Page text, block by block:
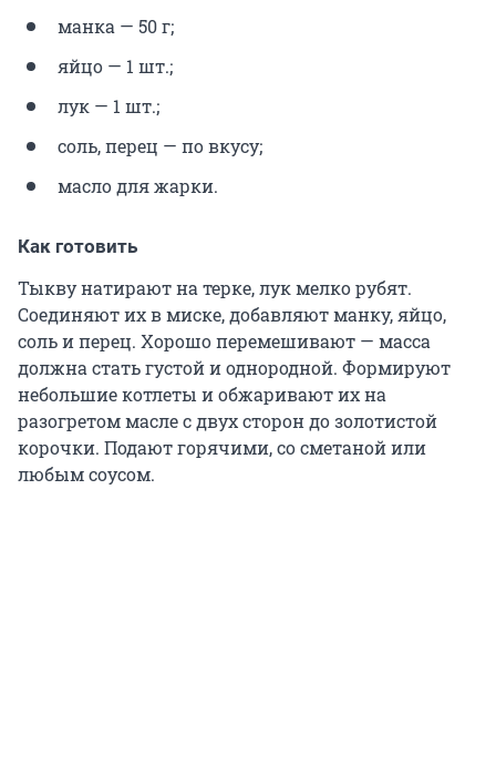
манка — 50 г;
яйцо — 1 шт.;
лук — 1 шт.;
соль, перец — по вкусу;
масло для жарки.
Как готовить
Тыкву натирают на терке, лук мелко рубят.
Соединяют их в миске, добавляют манку, яйцо,
соль и перец. Хорошо перемешивают — масса
должна стать густой и однородной. Формируют
небольшие котлеты и обжаривают их на
разогретом масле с двух сторон до золотистой
корочки. Подают горячими, со сметаной или
любым соусом.